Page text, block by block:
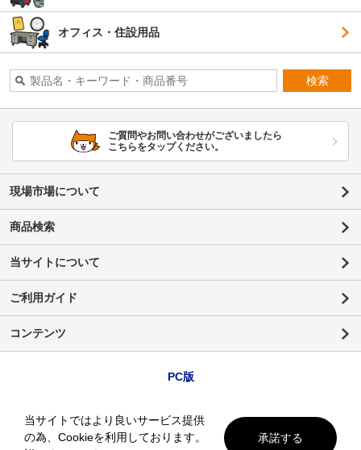
オフィス・住設用品
検索
ご質問やお問い合わせがございましたら
こちらをタップください。
現場市場について
商品検索
当サイトについて
ご利用ガイド
コンテンツ
PC版
当サイトではより良いサービス提供
の為、Cookieを利用しております。
承諾する